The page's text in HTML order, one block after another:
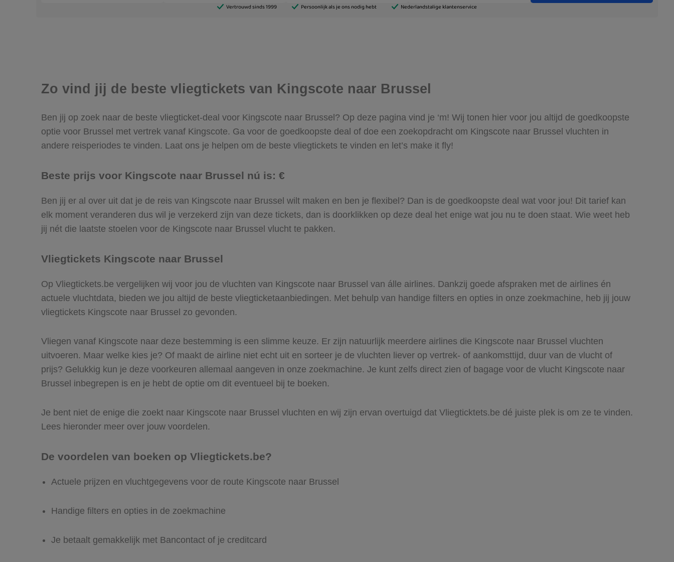
Zo vind jij de beste vliegtickets van Kingscote naar Brussel
Ben jij op zoek naar de beste vliegticket-deal voor Kingscote naar Brussel? Op deze pagina vind je ‘m! Wij tonen hier voor jou altijd de goedkoopste
optie voor Brussel met vertrek vanaf Kingscote. Ga voor de goedkoopste deal of doe een zoekopdracht om Kingscote naar Brussel vluchten in
andere reisperiodes te vinden. Laat ons je helpen om de beste vliegtickets te vinden en let’s make it fly!
Beste prijs voor Kingscote naar Brussel nú is: €
Ben jij er al over uit dat je de reis van Kingscote naar Brussel wilt maken en ben je flexibel? Dan is de goedkoopste deal wat voor jou! Dit tarief kan
elk moment veranderen dus wil je verzekerd zijn van deze tickets, dan is doorklikken op deze deal het enige wat jou nu te doen staat. Wie weet heb
jij nét die laatste stoelen voor de Kingscote naar Brussel vlucht te pakken.
Vliegtickets Kingscote naar Brussel
Op Vliegtickets.be vergelijken wij voor jou de vluchten van Kingscote naar Brussel van álle airlines. Dankzij goede afspraken met de airlines én
actuele vluchtdata, bieden we jou altijd de beste vliegticketaanbiedingen. Met behulp van handige filters en opties in onze zoekmachine, heb jij jouw
vliegtickets Kingscote naar Brussel zo gevonden.
Vliegen vanaf Kingscote naar deze bestemming is een slimme keuze. Er zijn natuurlijk meerdere airlines die Kingscote naar Brussel vluchten
uitvoeren. Maar welke kies je? Of maakt de airline niet echt uit en sorteer je de vluchten liever op vertrek- of aankomsttijd, duur van de vlucht of
prijs? Gelukkig kun je deze voorkeuren allemaal aangeven in onze zoekmachine. Je kunt zelfs direct zien of bagage voor de vlucht Kingscote naar
Brussel inbegrepen is en je hebt de optie om dit eventueel bij te boeken.
Je bent niet de enige die zoekt naar Kingscote naar Brussel vluchten en wij zijn ervan overtuigd dat Vliegticktets.be dé juiste plek is om ze te vinden.
Lees hieronder meer over jouw voordelen.
De voordelen van boeken op Vliegtickets.be?
Actuele prijzen en vluchtgegevens voor de route Kingscote naar Brussel
Handige filters en opties in de zoekmachine
Je betaalt gemakkelijk met Bancontact of je creditcard